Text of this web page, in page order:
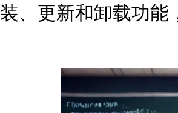
装、更新和卸载功能